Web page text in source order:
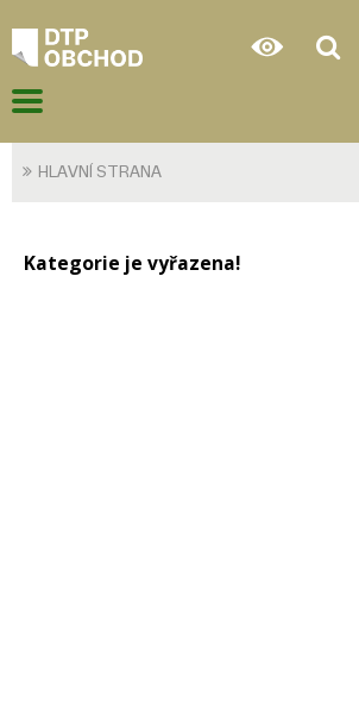
HLAVNÍ STRANA
Kategorie je vyřazena!